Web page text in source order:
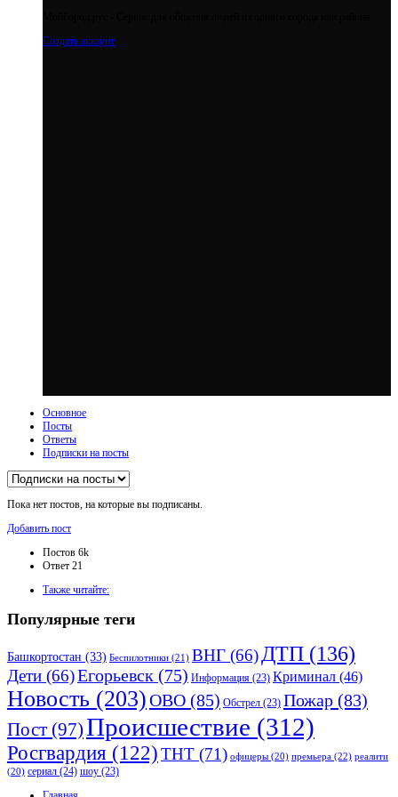
Создать аккаунт
Основное
Посты
Ответы
Подписки на посты
Пока нет постов, на которые вы подписаны.
Боковая
Добавить пост
Статистика
Постов 6k
Ответ 21
Также читайте:
Популярные теги
Башкортостан (33) Беспилотники (21) ВНГ (66) ДТП (136)
Дети (66)Егорьевск (75) Информация (23) Криминал (46)
Новость (203)ОВО (85) Обстрел (23) Пожар (83)
Пост (97)Происшествие (312)
Росгвардия (122)ТНТ (71) офицеры (20) премьера (22) реалити
(20) сериал (24) шоу (23)